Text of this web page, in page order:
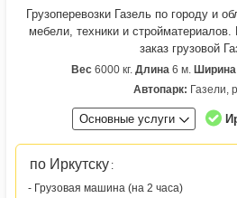
Грузоперевозки Газель по городу и
мебели, техники и
заказ грузовой
Вес 6000 кг. Длина 6 м. Ширина
Автопарк: Газели,
Основные услуги
по Иркутску :
- Грузовая машина (на 2 часа)